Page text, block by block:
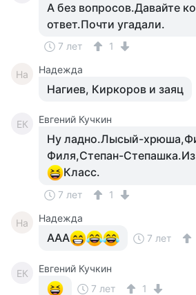
А без вопросов.Давайте
ответ.Почти угадали.
7 лет 1
На Надежда
Нагиев, Киркоров и заяц
ЕК Евгений Кучкин
Ну ладно.Лысый-
Филя,Степан-
Класс.
7 лет 1
На Надежда
ААА 7 лет
ЕК
Евгений Кучкин
7 лет
1